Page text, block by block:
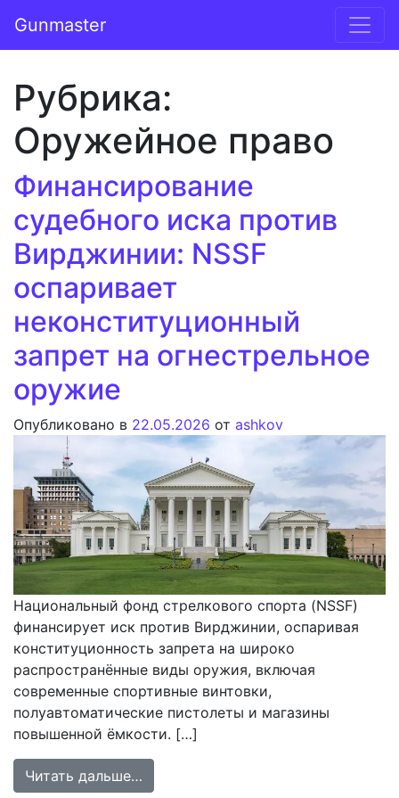
Основная навигация
Gunmaster
Рубрика:
Оружейное право
Финансирование
судебного иска против
Вирджинии: NSSF
оспаривает
неконституционный
запрет на огнестрельное
оружие
Опубликовано в 22.05.2026 от ashkov
Национальный фонд стрелкового спорта (NSSF)
финансирует иск против Вирджинии, оспаривая
конституционность запрета на широко
распространённые виды оружия, включая
современные спортивные винтовки,
полуавтоматические пистолеты и магазины
повышенной ёмкости. […]
Читать дальше…